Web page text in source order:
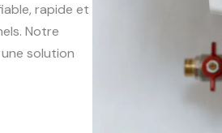
rapide et
Notre
solution